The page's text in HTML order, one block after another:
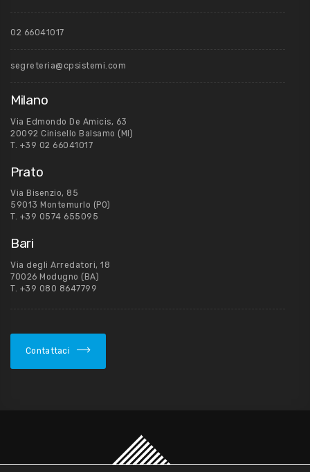
02 66041017
segreteria@cpsistemi.com
Milano
Via Edmondo De Amicis, 63
20092 Cinisello Balsamo (MI)
T. +39 02 66041017
Prato
Via Bisenzio, 85
59013 Montemurlo (PO)
T. +39 0574 655095
Bari
Via degli Arredatori, 18
70026 Modugno (BA)
T. +39 080 8647799
Contattaci